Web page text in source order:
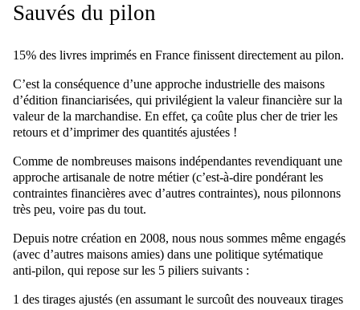
Sauvés du pilon
15% des livres imprimés en France finissent directement au pilon.
C’est la conséquence d’une approche industrielle des maisons
d’édition financiarisées, qui privilégient la valeur financière sur la
valeur de la marchandise. En effet, ça coûte plus cher de trier les
retours et d’imprimer des quantités ajustées !
Comme de nombreuses maisons indépendantes revendiquant une
approche artisanale de notre métier (c’est-à-dire pondérant les
contraintes financières avec d’autres contraintes), nous pilonnons
très peu, voire pas du tout.
Depuis notre création en 2008, nous nous sommes même engagés
(avec d’autres maisons amies) dans une politique sytématique
anti-pilon, qui repose sur les 5 piliers suivants :
1 des tirages ajustés (en assumant le surcoût des nouveaux tirages